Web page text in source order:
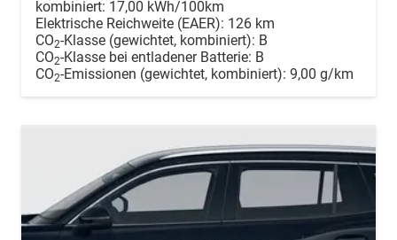
kombiniert: 17,00 kWh/100km
Elektrische Reichweite (EAER): 126 km
CO2-Klasse (gewichtet, kombiniert): B
CO2-Klasse bei entladener Batterie: B
CO2-Emissionen (gewichtet, kombiniert): 9,00 g/km